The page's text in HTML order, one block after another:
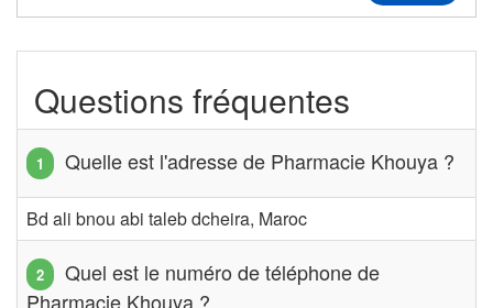
Questions fréquentes
Quelle est l'adresse de Pharmacie Khouya ?
Bd ali bnou abi taleb dcheira, Maroc
Quel est le numéro de téléphone de
Pharmacie Khouya ?